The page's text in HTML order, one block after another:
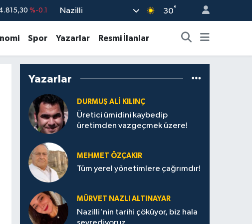
%-0.1
64,4811 %0.38
6660.55 %0
%-14
Nazilli 30°
Spor Yazarlar Resmi İlanlar
Yazarlar
DURMUŞ ALI KILINÇ
Üretici ümidini kaybedip
üretimden vazgeçmek üzere!
MEHMET ÖZÇAKIR
Tüm yerel yönetimlere çağrımdır!
MÜRVET NAZLI ALTINAYAR
Nazilli'nin tarihi çöküyor, biz hala